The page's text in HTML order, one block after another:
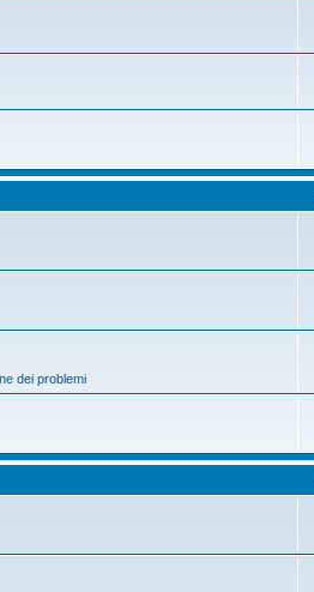
dei problemi